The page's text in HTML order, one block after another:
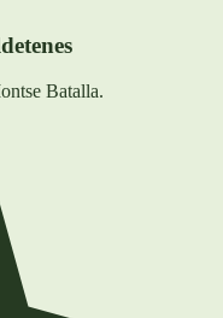
Batalla.